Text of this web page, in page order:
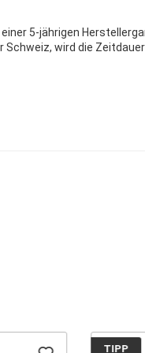
5-jährigen
wird die
TIPP